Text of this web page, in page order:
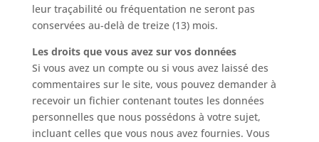
leur traçabilité ou fréquentation ne seront pas
conservées au-delà de treize (13) mois.
Les droits que vous avez sur vos données
Si vous avez un compte ou si vous avez laissé des
commentaires sur le site, vous pouvez demander à
recevoir un fichier contenant toutes les données
personnelles que nous possédons à votre sujet,
incluant celles que vous nous avez fournies. Vous